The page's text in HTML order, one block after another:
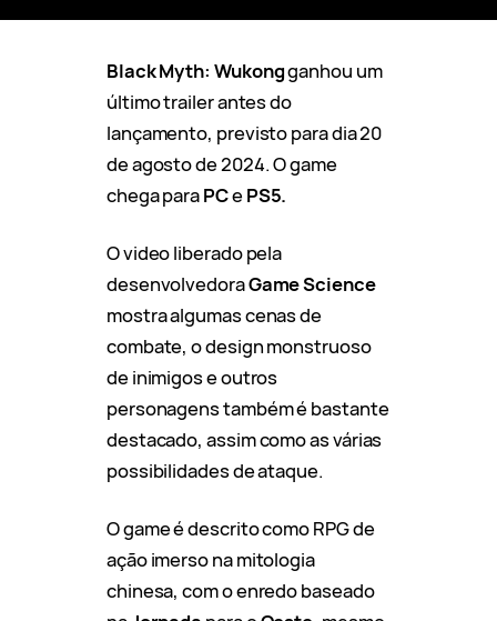
Black Myth: Wukongganhou um
último trailer antes do
lançamento, previsto para dia 20
de agosto de 2024. O game
chega paraPCePS5.
O video liberado pela
desenvolvedoraGame Science
mostra algumas cenas de
combate, o design monstruoso
de inimigos e outros
personagens também é bastante
destacado, assim como as várias
possibilidades de ataque.
O game é descrito como RPG de
ação imerso na mitologia
chinesa, com o enredo baseado